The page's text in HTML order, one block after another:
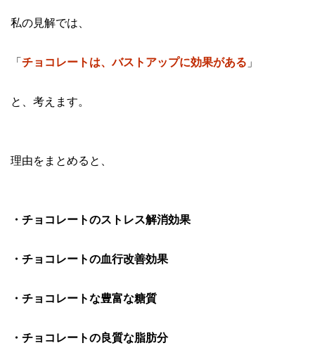
私の見解では、
「 チョコレートは、バストアップに効果がある 」
と、考えます。
理由をまとめると、
・チョコレートのストレス解消効果
・チョコレートの血行改善効果
・チョコレートな豊富な糖質
・チョコレートの良質な脂肪分